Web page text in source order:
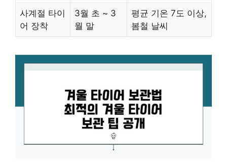
사계절 타이
어 장착
3월 초 ~ 3
월 말
평균 기온 7도 이상,
봄철 날씨